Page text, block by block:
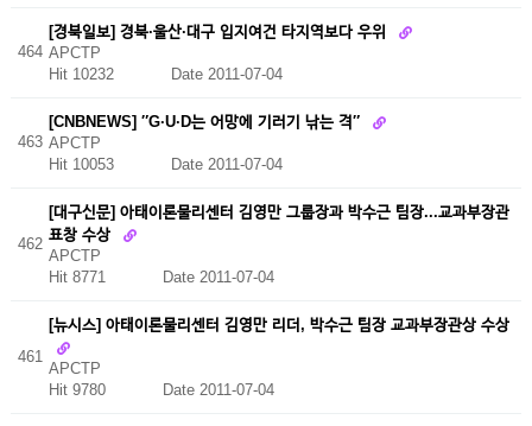
464
[경북일보] 경북·울산·대구 입지여건 타지역보다 우위
APCTP
Hit 10232
Date 2011-07-04
463
[CNBNEWS] ″G·U·D는 어망에 기러기 낚는 격″
APCTP
Hit 10053
Date 2011-07-04
462
[대구신문] 아태이론물리센터 김영만 그룹장과 박수근 팀장...교과부장관
표창 수상
APCTP
Hit 8771 Date 2011-07-04
461
[뉴시스] 아태이론물리센터 김영만 리더, 박수근 팀장 교과부장관상 수상
APCTP
Hit 9780 Date 2011-07-04